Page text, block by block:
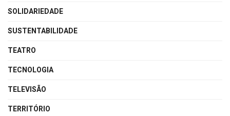
SOLIDARIEDADE
SUSTENTABILIDADE
TEATRO
TECNOLOGIA
TELEVISÃO
TERRITÓRIO